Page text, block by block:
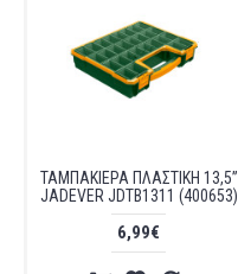
ΤΑΜΠΑΚΙΕΡΑ ΠΛΑΣΤΙΚΗ 13,5”
JADEVER JDTB1311 (400653)
6,99€